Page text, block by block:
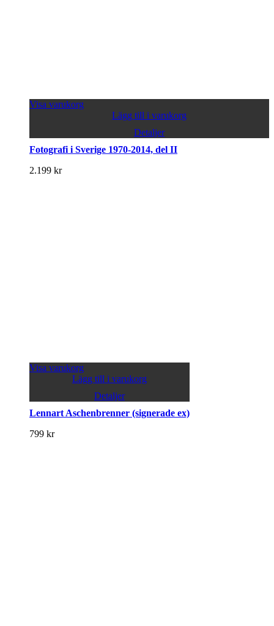
Visa varukorg
Lägg till i varukorg
Detaljer
Fotografi i Sverige 1970-2014, del II
2.199 kr
Visa varukorg
Lägg till i varukorg
Detaljer
Lennart Aschenbrenner (signerade ex)
799 kr